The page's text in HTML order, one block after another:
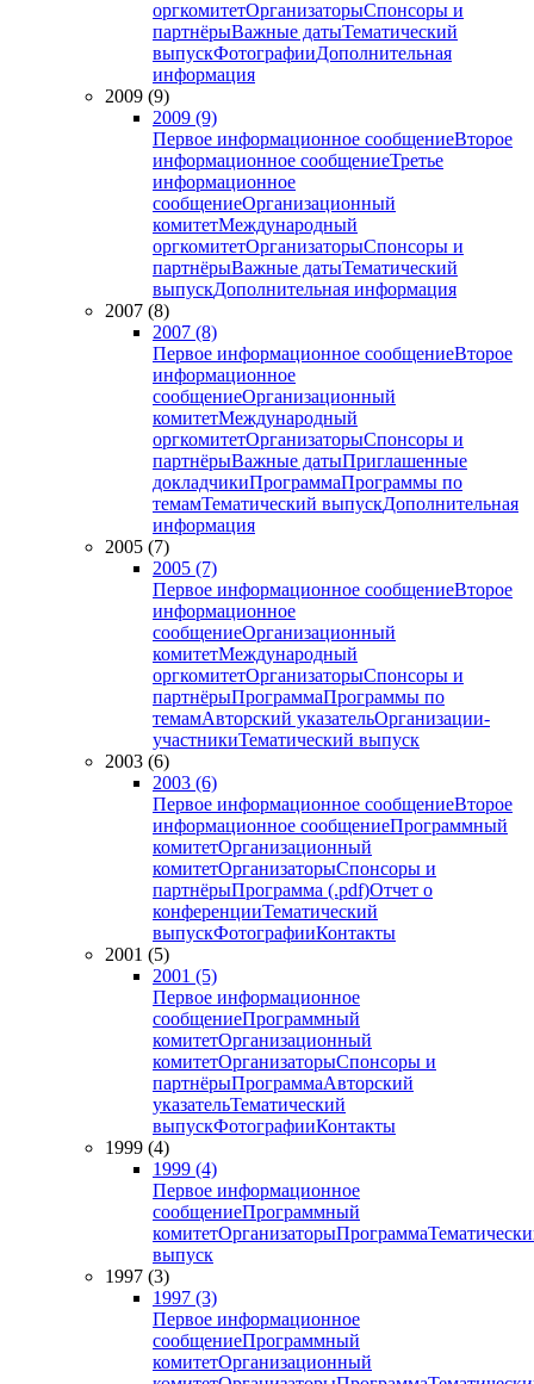
оргкомитетОрганизаторыСпонсоры и
партнёрыВажные датыТематический
выпускФотографииДополнительная
информация
2009 (9)
2009 (9)
Первое информационное сообщениеВторое
информационное сообщениеТретье
информационное
сообщениеОрганизационный
комитетМеждународный
оргкомитетОрганизаторыСпонсоры и
партнёрыВажные датыТематический
выпускДополнительная информация
2007 (8)
2007 (8)
Первое информационное сообщениеВторое
информационное
сообщениеОрганизационный
комитетМеждународный
оргкомитетОрганизаторыСпонсоры и
партнёрыВажные датыПриглашенные
докладчикиПрограммаПрограммы по
темамТематический выпускДополнительная
информация
2005 (7)
2005 (7)
Первое информационное сообщениеВторое
информационное
сообщениеОрганизационный
комитетМеждународный
оргкомитетОрганизаторыСпонсоры и
партнёрыПрограммаПрограммы по
темамАвторский указательОрганизации-
участникиТематический выпуск
2003 (6)
2003 (6)
Первое информационное сообщениеВторое
информационное сообщениеПрограммный
комитетОрганизационный
комитетОрганизаторыСпонсоры и
партнёрыПрограмма (.pdf)Отчет о
конференцииТематический
выпускФотографииКонтакты
2001 (5)
2001 (5)
Первое информационное
сообщениеПрограммный
комитетОрганизационный
комитетОрганизаторыСпонсоры и
партнёрыПрограммаАвторский
указательТематический
выпускФотографииКонтакты
1999 (4)
1999 (4)
Первое информационное
сообщениеПрограммный
комитетОрганизаторыПрограмма
выпуск
1997 (3)
1997 (3)
Первое информационное
сообщениеПрограммный
комитетОрганизационный